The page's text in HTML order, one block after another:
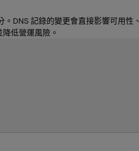
DNS 記錄的變更會直接影響可用性、
降低營運風險。